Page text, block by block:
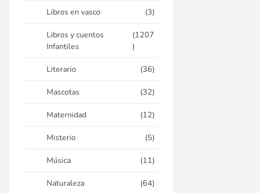
Libros en vasco (3)
Libros y cuentos
Infantiles
(1207
)
Literario (36)
Mascotas (32)
Maternidad (12)
Misterio (5)
Música (11)
Naturaleza (64)